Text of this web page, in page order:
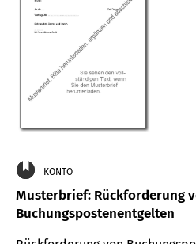
KONTO
Musterbrief: Rückforderung
Buchungspostenentgelten